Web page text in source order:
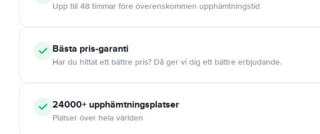
Upp till 48 timmar före överenskommen upphämtningstid
Bästa pris-garanti
Har du hittat ett bättre pris? Då ger vi dig ett bättre erbjudande.
24000+ upphämtningsplatser
Platser över hela världen